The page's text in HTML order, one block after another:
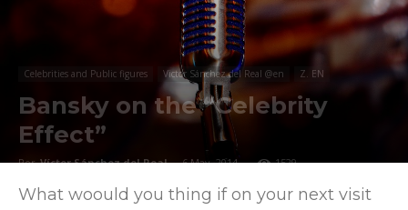
Celebrities and Public figures Victor Sánchez del Real @en Z. EN
Bansky on the “Celebrity
Effect”
Por Víctor Sánchez del Real - 6 May, 2014 1529
What woould you thing if on your next visit